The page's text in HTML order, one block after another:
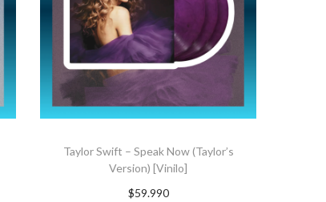
Taylor Swift – Speak Now (Taylor’s
Version) [Vinilo]
$59.990